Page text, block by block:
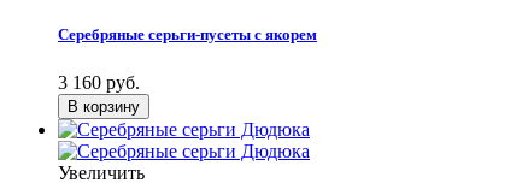
Серебряные серьги-пусеты с якорем
3 160 руб.
Увеличить